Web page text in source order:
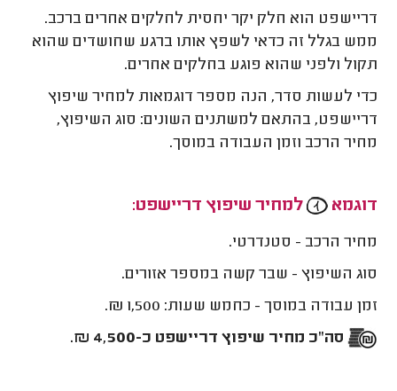
דריישפט הוא חלק יקר יחסית לחלקים אחרים ברכב.
ממש בגלל זה כדאי לשפץ אותו ברגע שחושדים שהוא
תקול ולפני שהוא פוגע בחלקים אחרים.
כדי לעשות סדר, הנה מספר דוגמאות למחיר שיפוץ
דריישפט, בהתאם למשתנים השונים: סוג השיפוץ,
מחיר הרכב וזמן העבודה במוסך.
דוגמא למחיר שיפוץ דריישפט:
מחיר הרכב - סטנדרטי.
סוג השיפוץ - שבר קשה במספר אזורים.
זמן עבודה במוסך - כחמש שעות: 1,500 ₪.
סה"כ מחיר שיפוץ דריישפט כ-4,500 ₪.